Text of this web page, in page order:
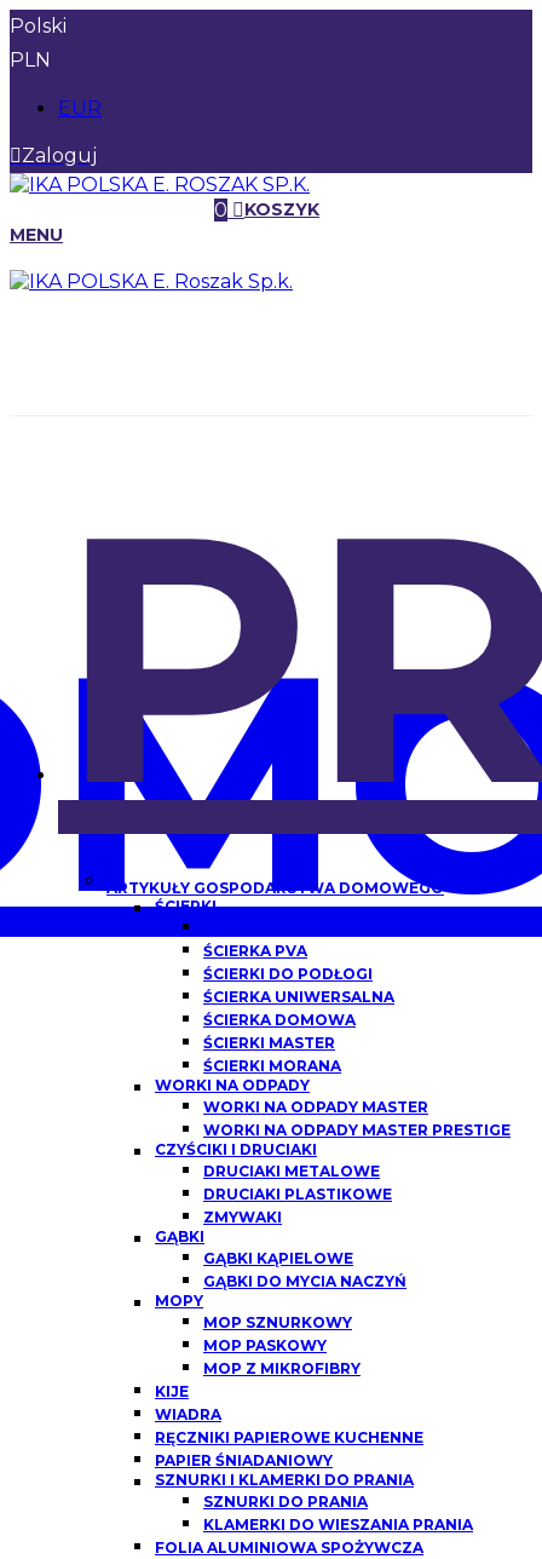
Polski
PLN
EUR
Zaloguj
0
KOSZYK
MENU
ARTYKUŁY GOSPODARSTWA DOMOWEGO
ŚCIERKI
ŚCIERKA PVA
ŚCIERKI DO PODŁOGI
ŚCIERKA UNIWERSALNA
ŚCIERKA DOMOWA
ŚCIERKI MASTER
ŚCIERKI MORANA
WORKI NA ODPADY
WORKI NA ODPADY MASTER
WORKI NA ODPADY MASTER PRESTIGE
CZYŚCIKI I DRUCIAKI
DRUCIAKI METALOWE
DRUCIAKI PLASTIKOWE
ZMYWAKI
GĄBKI
GĄBKI KĄPIELOWE
GĄBKI DO MYCIA NACZYŃ
MOPY
MOP SZNURKOWY
MOP PASKOWY
MOP Z MIKROFIBRY
KIJE
WIADRA
RĘCZNIKI PAPIEROWE KUCHENNE
PAPIER ŚNIADANIOWY
SZNURKI I KLAMERKI DO PRANIA
SZNURKI DO PRANIA
KLAMERKI DO WIESZANIA PRANIA
FOLIA ALUMINIOWA SPOŻYWCZA